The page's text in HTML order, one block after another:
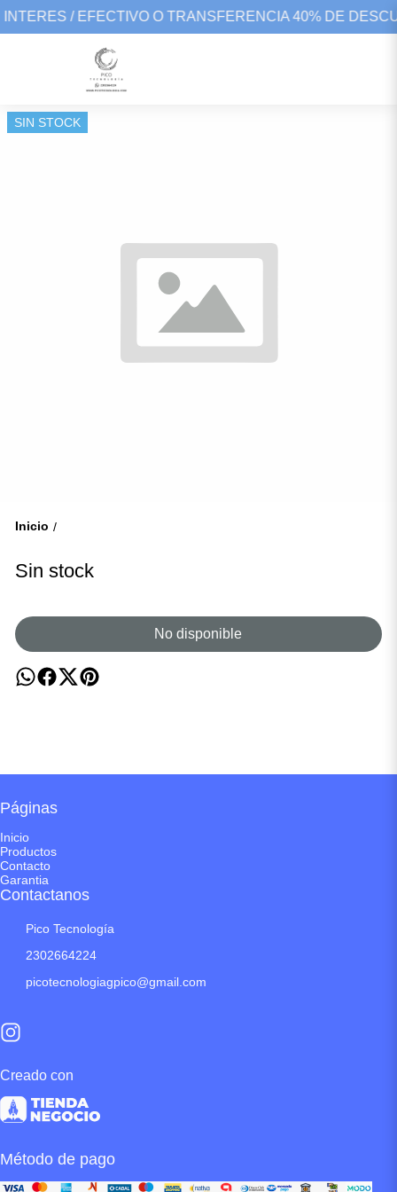
/ EFECTIVO O TRANSFERENCIA 40% DE
SIN STOCK
Inicio /
Sin stock
No disponible
Páginas
Inicio
Productos
Contacto
Garantia
Contactanos
Pico Tecnología
2302664224
picotecnologiagpico@gmail.com
Creado con
Método de pago